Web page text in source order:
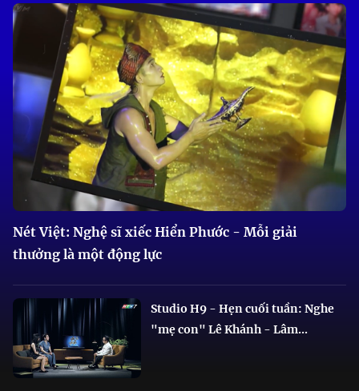
Nét Việt: Nghệ sĩ xiếc Hiển Phước - Mỗi giải
thưởng là một động lực
Studio H9 - Hẹn cuối tuần: Nghe
"mẹ con" Lê Khánh - Lâm...